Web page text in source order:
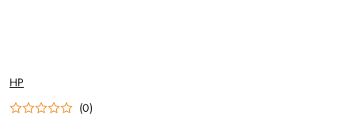
NAZWA
PRODUCENTA:
HP
(0)